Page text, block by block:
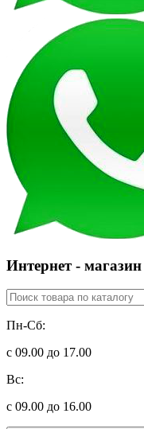
Интернет -
Пн-Сб:
с 09.00 до 17.00
Вс:
с 09.00 до 16.00